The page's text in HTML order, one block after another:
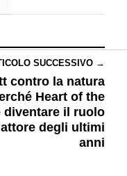
SUCCESSIVO →
contro la natura
Heart of the
diventare il ruolo
degli ultimi
anni